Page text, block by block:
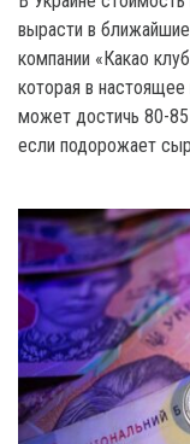
вырасти в
компании «Какао
которая в
может достичь 80-
если подорожает